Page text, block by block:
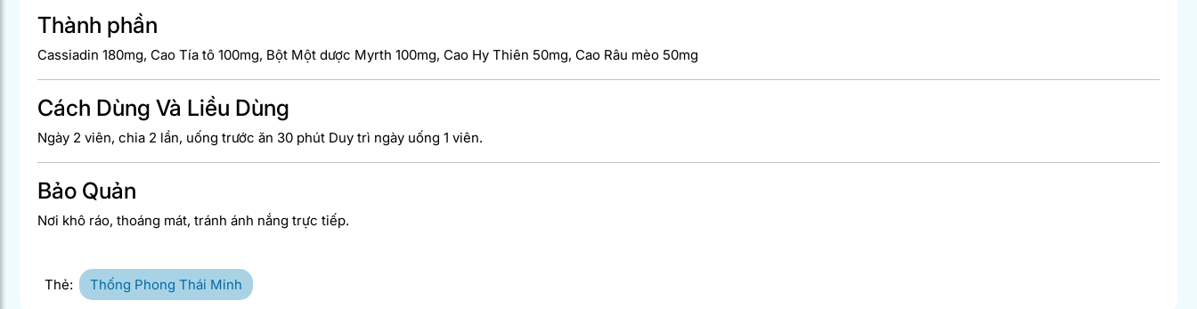
Thành phần
Cassiadin 180mg, Cao Tía tô 100mg, Bột Một dược Myrth 100mg, Cao Hy Thiên 50mg, Cao Râu mèo 50mg
Cách Dùng Và Liều Dùng
Ngày 2 viên, chia 2 lần, uống trước ăn 30 phút Duy trì ngày uống 1 viên.
Bảo Quản
Nơi khô ráo, thoáng mát, tránh ánh nắng trực tiếp.
Thẻ: Thống Phong Thái Minh